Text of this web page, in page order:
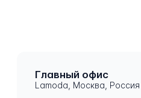
Главный офис
Lamoda, Москва, Россия